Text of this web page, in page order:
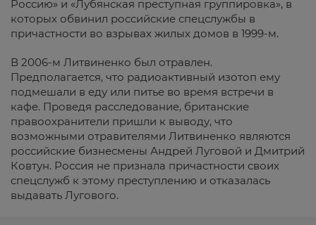
Россию» и «Лубянская преступная группировка», в
которых обвинил российские спецслужбы в
причастности во взрывах жилых домов в 1999-м.
В 2006-м Литвиненко был отравлен.
Предполагается, что радиоактивный изотоп ему
подмешали в еду или питье во время встречи в
кафе. Проведя расследование, британские
правоохранители пришли к выводу, что
возможными отравителями Литвиненко являются
российские бизнесмены Андрей Луговой и Дмитрий
Ковтун. Россия не признала причастности своих
спецслужб к этому преступлению и отказалась
выдавать Лугового.